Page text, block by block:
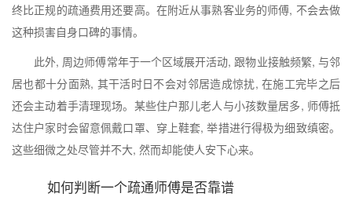
终比正规的疏通费用还要高。在附近从事熟客业务的师傅, 不会去做
这种损害自身口碑的事情。
此外, 周边师傅常年于一个区域展开活动, 跟物业接触频繁, 与邻
居也都十分面熟, 其干活时日不会对邻居造成惊扰, 在施工完毕之后
还会主动着手清理现场。某些住户那儿老人与小孩数量居多, 师傅抵
达住户家时会留意佩戴口罩、穿上鞋套, 举措进行得极为细致缜密。
这些细微之处尽管并不大, 然而却能使人安下心来。
如何判断一个疏通师傅是否靠谱